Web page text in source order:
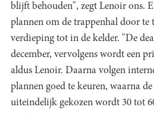
blijft behouden", zegt Lenoir ons.
plannen om de trappenhal door te
verdieping tot in de kelder. "De
december, vervolgens wordt een
aldus Lenoir. Daarna volgen
plannen goed te keuren, waarna
uiteindelijk gekozen wordt 30 tot